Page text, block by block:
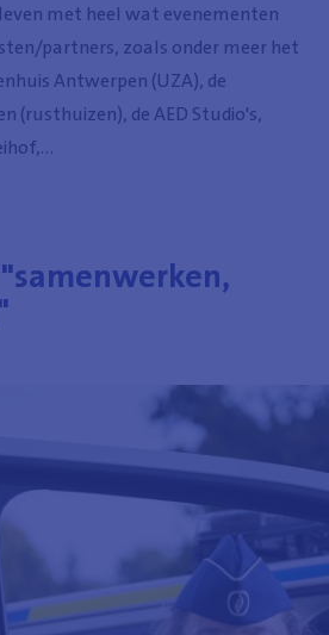
met heel wat evenementen
partners, zoals onder meer het
Antwerpen (UZA), de
(rusthuizen), de AED Studio's,